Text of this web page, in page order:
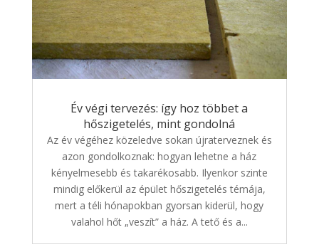
Év végi tervezés: így hoz többet a
hőszigetelés, mint gondolná
Az év végéhez közeledve sokan újraterveznek és
azon gondolkoznak: hogyan lehetne a ház
kényelmesebb és takarékosabb. Ilyenkor szinte
mindig előkerül az épület hőszigetelés témája,
mert a téli hónapokban gyorsan kiderül, hogy
valahol hőt „veszít” a ház. A tető és a...